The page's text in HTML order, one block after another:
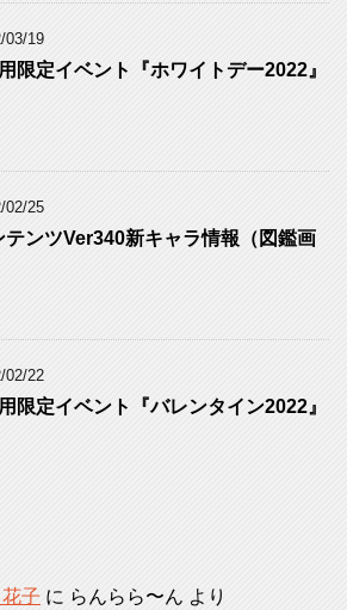
03/19
限定イベント『ホワイトデー2022』
02/25
テンツVer340新キャラ情報（図鑑画
02/22
限定イベント『バレンタイン2022』
子 に らんらら〜ん より